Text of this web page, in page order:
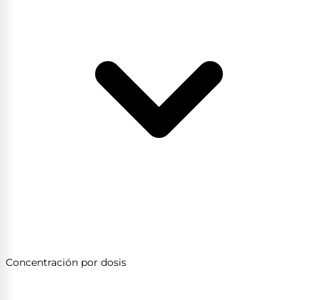
Concentración por dosis